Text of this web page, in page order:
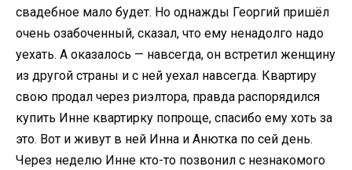
свадебное мало будет. Но однажды Георгий пришёл
очень озабоченный, сказал, что ему ненадолго надо
уехать. А оказалось — навсегда, он встретил женщину
из другой страны и с ней уехал навсегда. Квартиру
свою продал через риэлтора, правда распорядился
купить Инне квартирку попроще, спасибо ему хоть за
это. Вот и живут в ней Инна и Анютка по сей день.
Через неделю Инне кто-то позвонил с незнакомого